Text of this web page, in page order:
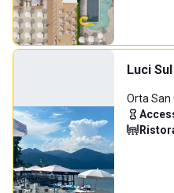
Luci
Orta San